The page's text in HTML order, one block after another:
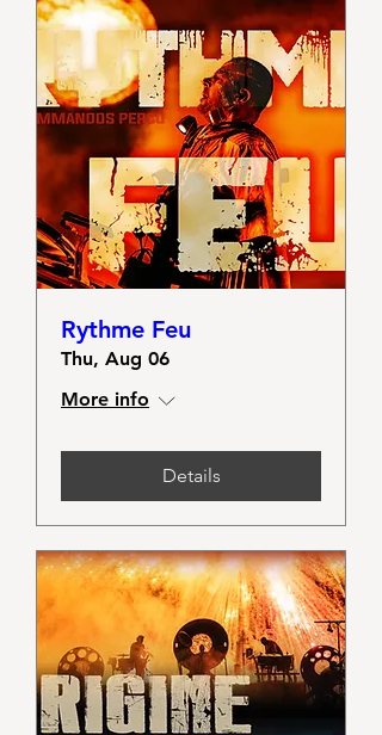
Rythme Feu
Thu, Aug 06
More info
Details